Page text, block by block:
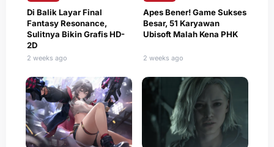
Di Balik Layar Final
Fantasy Resonance,
Sulitnya Bikin Grafis HD-
2D
2 weeks ago
Apes Bener! Game Sukses
Besar, 51 Karyawan
Ubisoft Malah Kena PHK
2 weeks ago